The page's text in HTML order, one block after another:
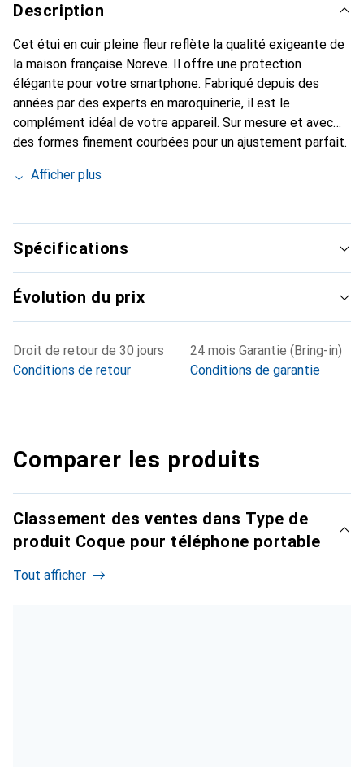
Description
Cet étui en cuir pleine fleur reflète la qualité exigeante de
la maison française Noreve. Il offre une protection
élégante pour votre smartphone. Fabriqué depuis des
années par des experts en maroquinerie, il est le
complément idéal de votre appareil. Sur mesure et avec
des formes finement courbées pour un ajustement parfait.
smartphone. La marque Noreve est reconnue
reste toujours un excellent choix pour le client exigeant.
Afficher plus
Spécifications
Évolution du prix
Droit de retour de 30 jours
Conditions de retour
24 mois Garantie (Bring-in)
Conditions de garantie
Comparer les produits
Classement des ventes dans Type de
produit Coque pour téléphone portable
Tout afficher